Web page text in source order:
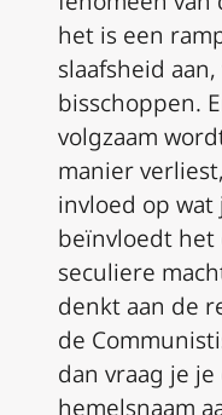
het is een
slaafsheid
bisschoppen.
volgzaam
manier
invloed op wat
beïnvloedt het
seculiere
denkt aan de
de
dan vraag je
hemelsnaam